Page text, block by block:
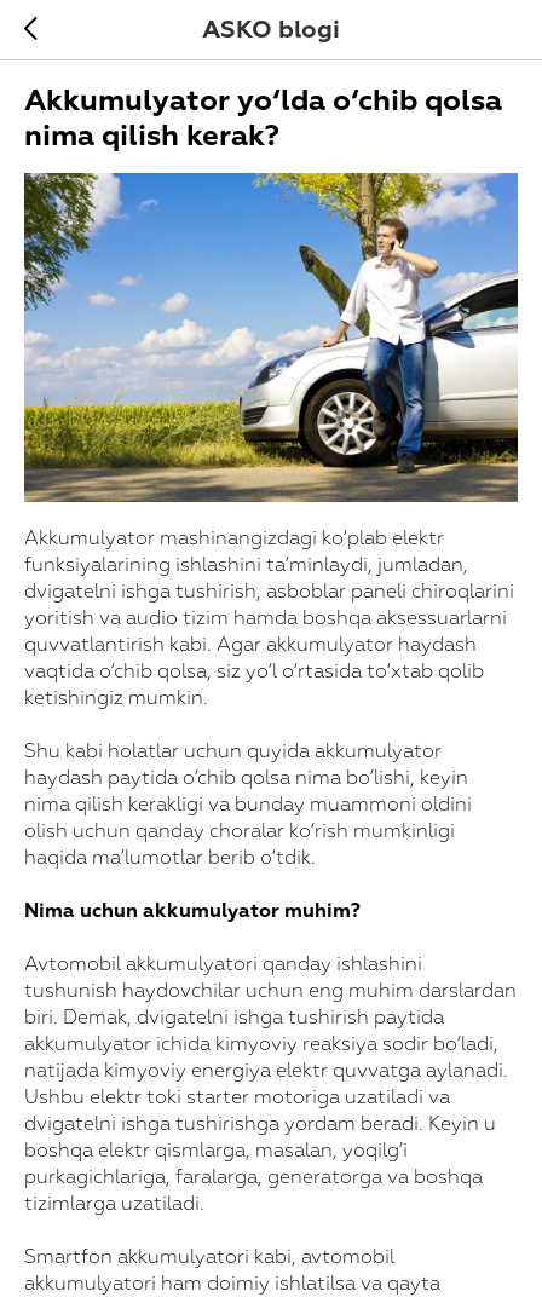
ASKO blogi
Akkumulyator yo‘lda o‘chib qolsa
nima qilish kerak?
Akkumulyator mashinangizdagi ko‘plab elektr
funksiyalarining ishlashini ta’minlaydi, jumladan,
dvigatelni ishga tushirish, asboblar paneli chiroqlarini
yoritish va audio tizim hamda boshqa aksessuarlarni
quvvatlantirish kabi. Agar akkumulyator haydash
vaqtida o‘chib qolsa, siz yo‘l o‘rtasida to‘xtab qolib
ketishingiz mumkin.
Shu kabi holatlar uchun quyida akkumulyator
haydash paytida o‘chib qolsa nima bo‘lishi, keyin
nima qilish kerakligi va bunday muammoni oldini
olish uchun qanday choralar ko‘rish mumkinligi
haqida ma’lumotlar berib o‘tdik.
Nima uchun akkumulyator muhim?
Avtomobil akkumulyatori qanday ishlashini
tushunish haydovchilar uchun eng muhim darslardan
biri. Demak, dvigatelni ishga tushirish paytida
akkumulyator ichida kimyoviy reaksiya sodir bo‘ladi,
natijada kimyoviy energiya elektr quvvatga aylanadi.
Ushbu elektr toki starter motoriga uzatiladi va
dvigatelni ishga tushirishga yordam beradi. Keyin u
boshqa elektr qismlarga, masalan, yoqilg‘i
purkagichlariga, faralarga, generatorga va boshqa
tizimlarga uzatiladi.
Smartfon akkumulyatori kabi, avtomobil
akkumulyatori ham doimiy ishlatilsa va qayta